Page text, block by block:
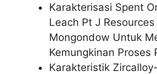
Karakterisasi Spent
Leach Pt J
Mongondow Untuk
Kemungkinan Proses
Karakteristik